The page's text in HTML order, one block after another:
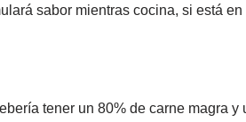
sabor mientras cocina, si está
tener un 80% de carne magra